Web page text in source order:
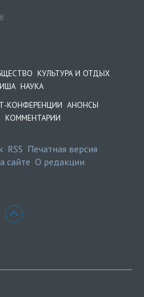
КУЛЬТУРА И ОТДЫХ
НАУКА
КОНФЕРЕНЦИИ АНОНСЫ
КОММЕНТАРИИ
RSS Печатная версия
сайте О редакции